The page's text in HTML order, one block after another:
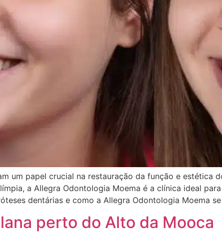
um papel crucial na restauração da função e estética
a Allegra Odontologia Moema é a clínica ideal
dentárias e como a Allegra Odontologia Moema
perto do Alto da Mooca